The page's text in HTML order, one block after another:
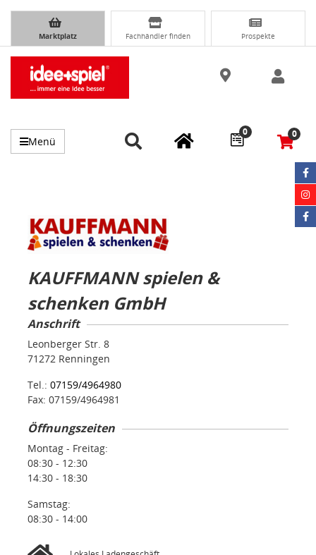
Marktplatz Fachhändler finden Prospekte
Menü
0 0
KAUFFMANN spielen &
schenken GmbH
Anschrift
Leonberger Str. 8
71272 Renningen
Tel.: 07159/4964980
Fax: 07159/4964981
Öffnungszeiten
Montag - Freitag:
08:30 - 12:30
14:30 - 18:30
Samstag:
08:30 - 14:00